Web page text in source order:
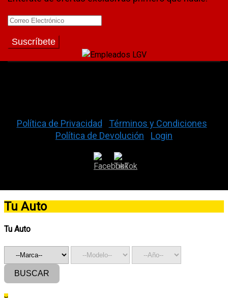
Política de Privacidad Términos y Condiciones
Política de Devolución
Login
Tu Auto
Tu Auto
BUSCAR